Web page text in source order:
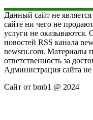
Данный сайт не
сайте ни чего не
услуги не оказываются.
новостей RSS канала
newsru.com. Материалы
ответственность за
Администрация сайта не
Сайт от bmb1 @ 2024